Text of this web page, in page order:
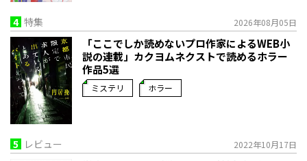
4 特集 2026年08月05日
「ここでしか読めないプロ作家によるWEB小
説の連載」――カクヨムネクストで読めるホラー
作品5選
ミステリ ホラー
5 レビュー 2022年10月17日